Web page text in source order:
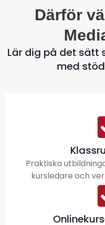
Därför
Lär dig på det sätt
med
Praktiska
kursledare och